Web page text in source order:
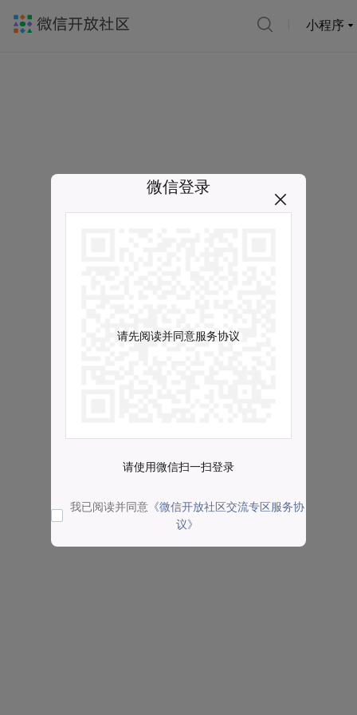
小程序
微信登录
请先阅读并同意服务协议
请使用微信扫一扫登录
我已阅读并同意 《微信开放社区交流专区服务协
议》